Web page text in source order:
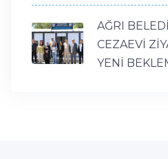
AĞRI
CEZAEVİ
YENİ